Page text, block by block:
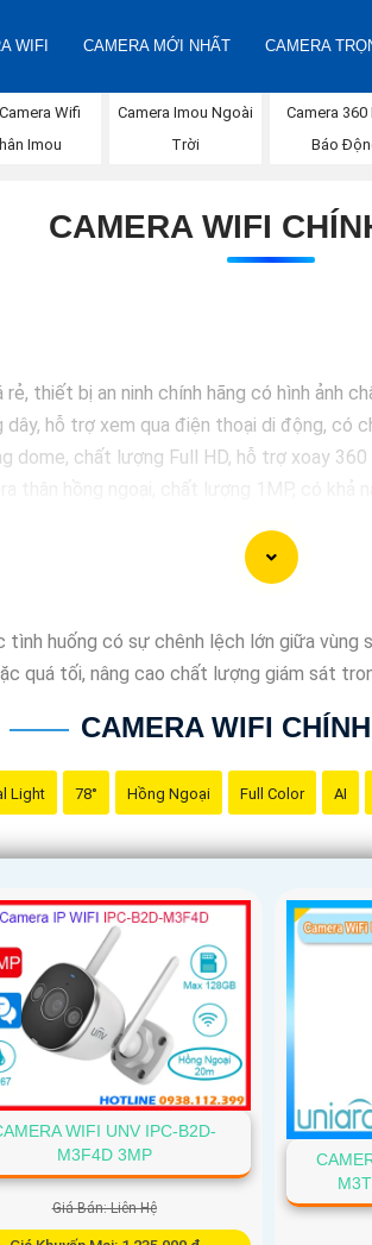
WIFI CAMERA MỚI NHẤT CAMERA
Wifi
Imou
Camera Imou Ngoài
Trời
Camera 360
Báo
CAMERA WIFI
thiết bị an ninh chính hãng có hình ảnh
dây, hỗ trợ xem qua điện thoại di động, có
dome, chất lượng Full HD, hỗ trợ xoay
gốc xuất xứ của sản phẩm trước khi mua
huống có sự chênh lệch lớn giữa vùng
quá tối, nâng cao chất lượng giám sát
CAMERA WIFI
Light 78° Hồng Ngoại Full Color AI
WIFI UNV IPC-B2D-
M3F4D 3MP
Giá Bán: Liên Hệ